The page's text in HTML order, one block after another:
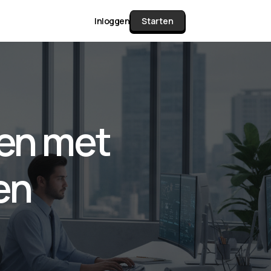
alle pakketten en mogelijkheden
documenten verzamelen en facturen
tot controleren, boeken, bank
& klant dashboard.
Inloggen Starten
met